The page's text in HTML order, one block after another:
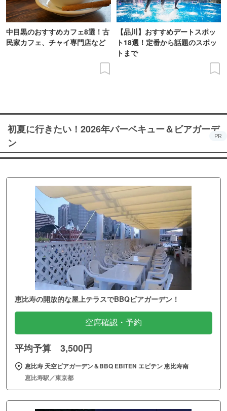
中目黒のおすすめカフェ8選！古
民家カフェ、チャイ専門店など
【品川】おすすめデートスポッ
ト18選！定番から話題のスポッ
トまで
初夏に行きたい！2026年バーベキュー＆ビアガーデ
ン
PR
恵比寿の開放的な屋上テラスでBBQビアガーデン！
空席確認・予約
平均予算 3,500円
恵比寿 天空ビアガーデン＆BBQ EBITEN エビテン 恵比寿南
恵比寿駅／東京都